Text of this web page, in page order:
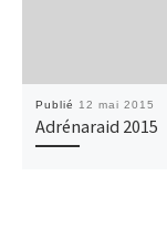
Publié 12 mai 2015
Adrénaraid 2015